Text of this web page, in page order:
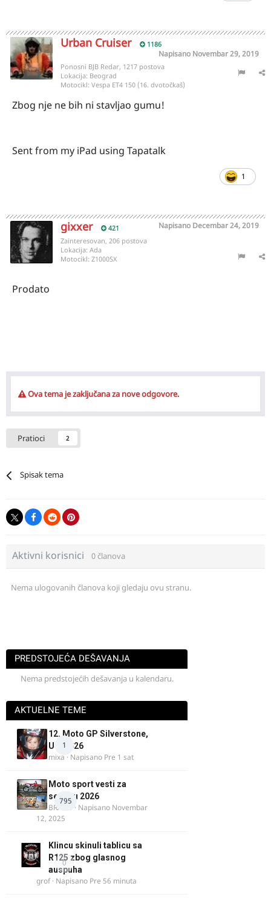
Urban Cruiser 1186
Napisano Novembar 29, 2019
Ponosni BJB Redar, 1217 postova
Lokacija: Beograd
Motocikl: Vespa ET4 150 (16. dvotočkaš)
Zbog nje ne bih ni stavljao gumu!
Sent from my iPad using Tapatalk
1
gixxer 421 Napisano Decembar 24, 2019
Zainteresovan, 206 postova
Lokacija: Ada
Motocikl: Z1000SX
Prodato
Ova tema je zaključana za nove odgovore.
Pratioci 2
Spisak tema
Aktivni korisnici 0 članova
Nema ulogovanih članova koji gledaju ovu stranu.
PREDSTOJEĆA DEŠAVANJA
Nema predstojećih dešavanja u kalendaru.
AKTUELNE TEME
1
12. Moto GP Silverstone,
UK, 2026
mixa · Napisano Pre 1 sat
795
Moto sport vesti za
sezonu 2026
BRACO · Napisano Novembar
12, 2025
0
Klincu skinuli tablicu sa
R125 zbog glasnog
auspuha
grof· Napisano Pre 56 minuta